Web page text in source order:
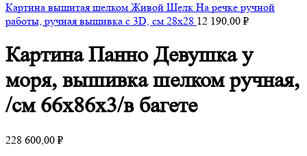
Картина вышитая шелком Живой Шелк На речке ручной
работы, ручная вышивка с 3D, см 28х28 12 190,00 ₽
Картина Панно Девушка у
моря, вышивка шелком ручная,
/см 66х86х3/в багете
228 600,00 ₽